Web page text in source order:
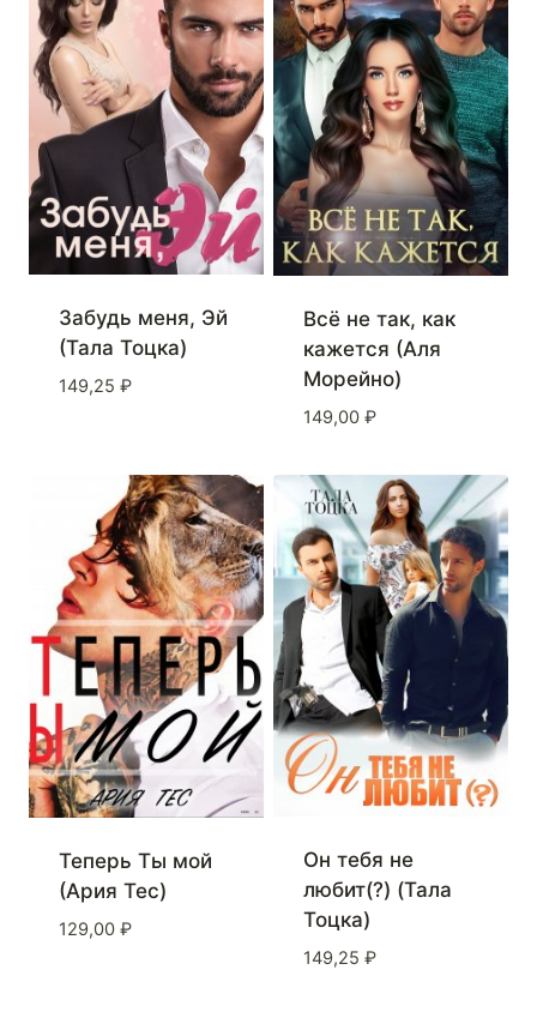
Забудь меня, Эй
(Тала Тоцка)
149,25 ₽
Всё не так, как
кажется (Аля
Морейно)
149,00 ₽
Теперь Ты мой
(Ария Тес)
129,00 ₽
Он тебя не
любит(?) (Тала
Тоцка)
149,25 ₽